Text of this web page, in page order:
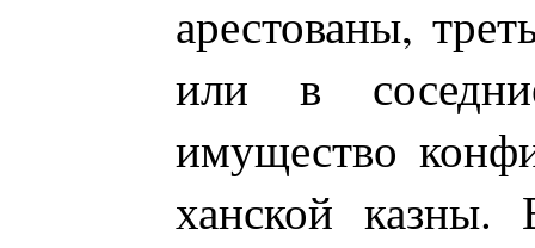
арестованы,
или в
имущество
ханской казны.